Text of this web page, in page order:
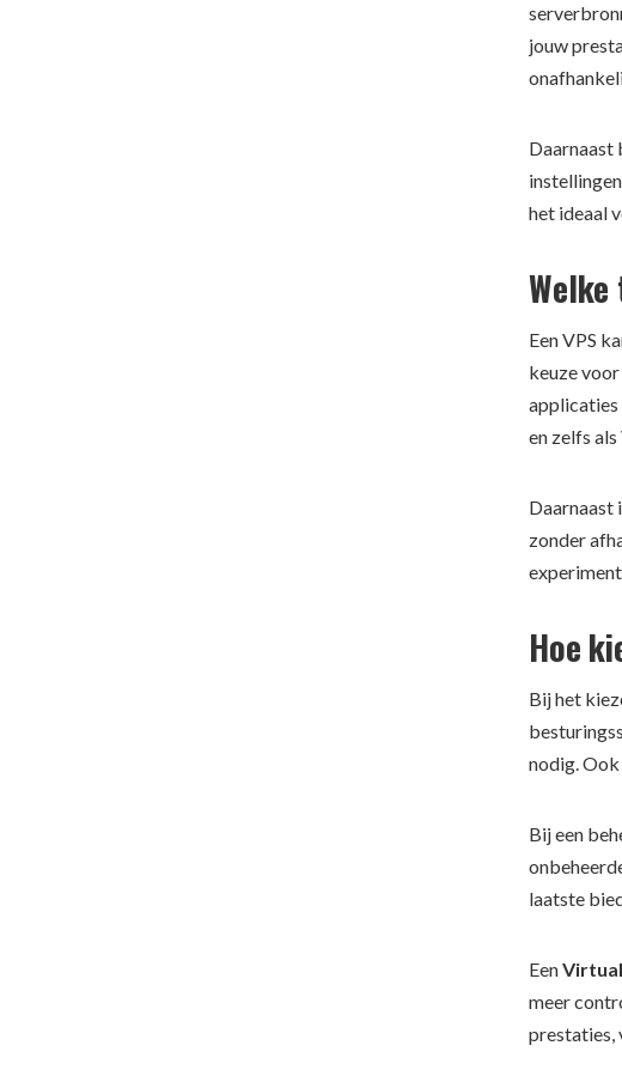
jouw
Daarnaast
het ideaal
Een VPS
keuze
applicaties
en zelfs
Daarnaast
zonder
Hoe
Bij het
nodig. Ook
Bij een
laatste
Een
meer
prestaties,